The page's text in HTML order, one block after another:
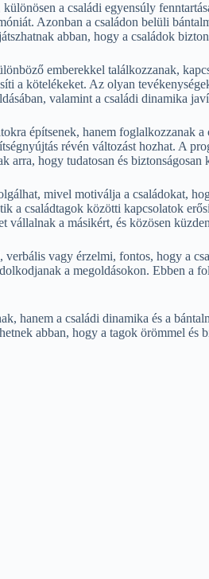
a családi egyensúly
Azonban a családon belüli
abban, hogy a családok
emberekkel találkozzanak,
a kötelékeket. Az olyan
valamint a családi dinamika
építsenek, hanem foglalkozzanak
révén változást hozhat. A
arra, hogy tudatosan és biztonságosan
mivel motiválja a családokat,
családtagok közötti kapcsolatok
vállalnak a másikért, és közösen
vagy érzelmi, fontos, hogy a
a megoldásokon. Ebben
hanem a családi dinamika és a
abban, hogy a tagok örömmel és